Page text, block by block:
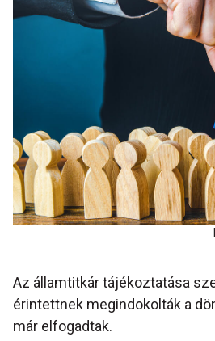
Az államtitkár tájékoztatása
érintettnek megindokolták a
már elfogadtak.